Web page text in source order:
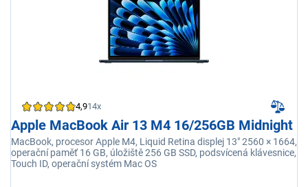
4,914x
Apple MacBook Air 13 M4 16/256GB Midnight
MacBook, procesor Apple M4, Liquid Retina displej 13" 2560 × 1664,
operační paměť 16 GB, úložiště 256 GB SSD, podsvícená klávesnice,
Touch ID, operační systém Mac OS